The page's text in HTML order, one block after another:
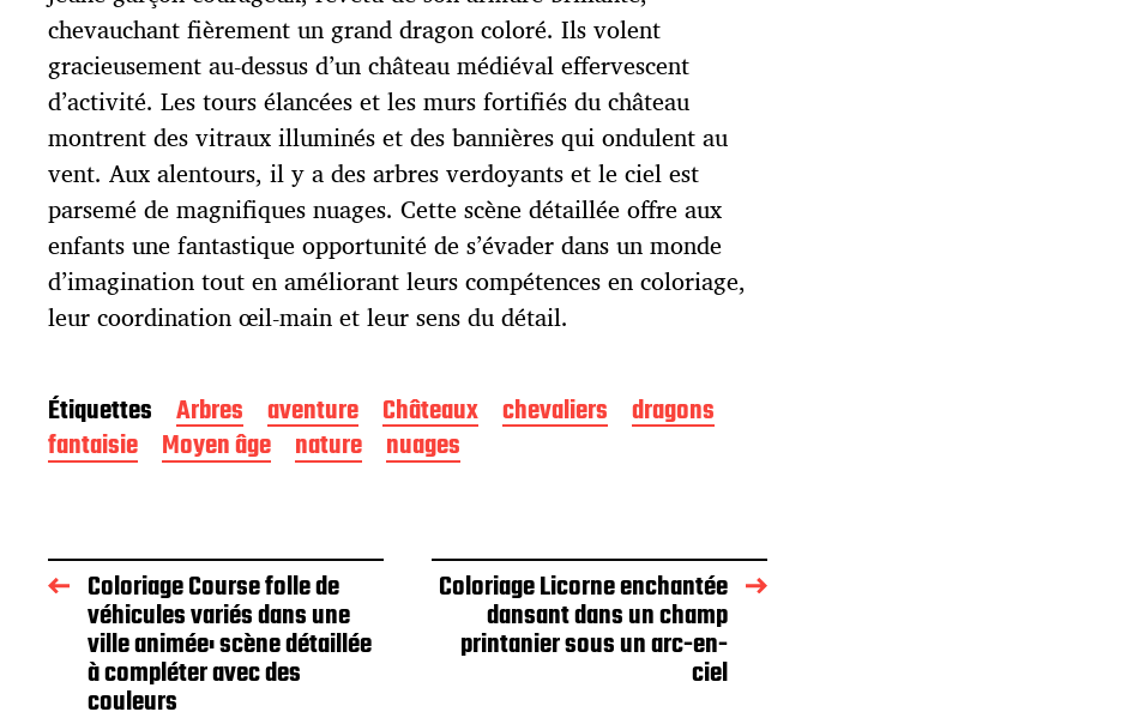
l
i
c
a
t
i
o
n
chevauchant fièrement un grand dragon coloré. Ils volent
gracieusement au-dessus d’un château médiéval effervescent
d’activité. Les tours élancées et les murs fortifiés du château
montrent des vitraux illuminés et des bannières qui ondulent au
vent. Aux alentours, il y a des arbres verdoyants et le ciel est
parsemé de magnifiques nuages. Cette scène détaillée offre aux
enfants une fantastique opportunité de s’évader dans un monde
d’imagination tout en améliorant leurs compétences en coloriage,
leur coordination œil-main et leur sens du détail.
Étiquettes Arbres aventure Châteaux chevaliers
dragons
fantaisie
Moyen âge nature nuages
Coloriage Course folle de
véhicules variés dans une
ville animée: scène détaillée
à compléter avec des
couleurs
Coloriage Licorne enchantée
dansant dans un champ
printanier sous un arc-en-
ciel